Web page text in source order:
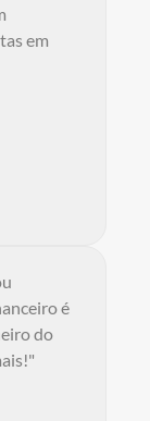
em
é
do